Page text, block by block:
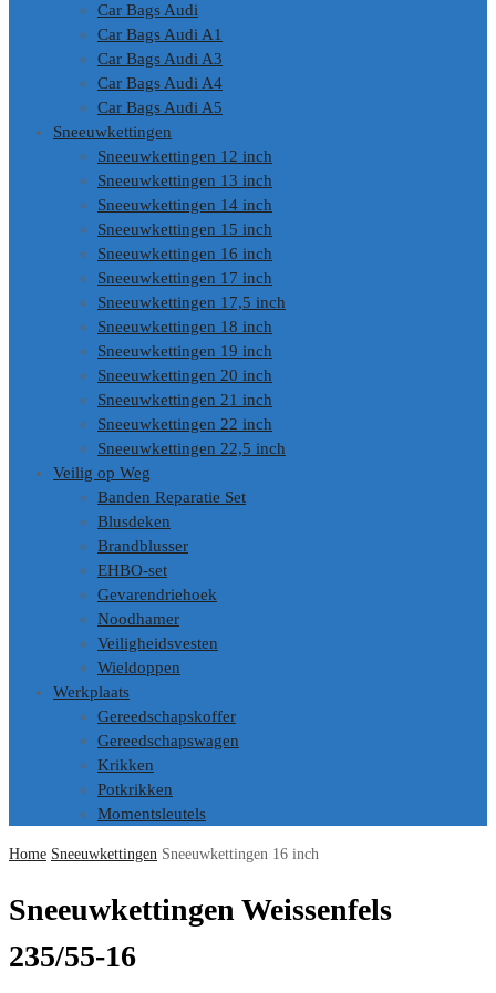
Car Bags Audi
Car Bags Audi A1
Car Bags Audi A3
Car Bags Audi A4
Car Bags Audi A5
Sneeuwkettingen
Sneeuwkettingen 12 inch
Sneeuwkettingen 13 inch
Sneeuwkettingen 14 inch
Sneeuwkettingen 15 inch
Sneeuwkettingen 16 inch
Sneeuwkettingen 17 inch
Sneeuwkettingen 17,5 inch
Sneeuwkettingen 18 inch
Sneeuwkettingen 19 inch
Sneeuwkettingen 20 inch
Sneeuwkettingen 21 inch
Sneeuwkettingen 22 inch
Sneeuwkettingen 22,5 inch
Veilig op Weg
Banden Reparatie Set
Blusdeken
Brandblusser
EHBO-set
Gevarendriehoek
Noodhamer
Veiligheidsvesten
Wieldoppen
Werkplaats
Gereedschapskoffer
Gereedschapswagen
Krikken
Potkrikken
Momentsleutels
Home Sneeuwkettingen Sneeuwkettingen 16 inch
Sneeuwkettingen Weissenfels
235/55-16